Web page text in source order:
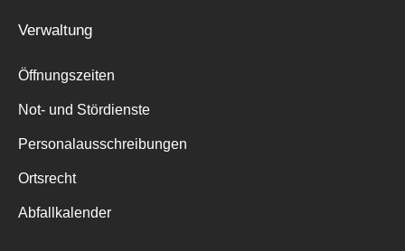
Verwaltung
Öffnungszeiten
Not- und Stördienste
Personalausschreibungen
Ortsrecht
Abfallkalender